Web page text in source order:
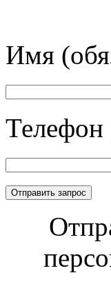
Имя
Телефон